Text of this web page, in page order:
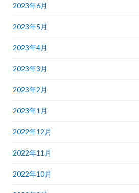
2023年6月
2023年5月
2023年4月
2023年3月
2023年2月
2023年1月
2022年12月
2022年11月
2022年10月